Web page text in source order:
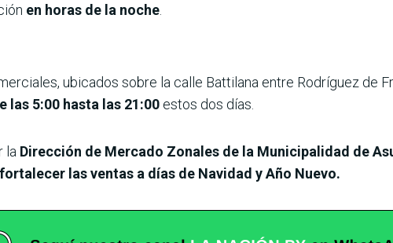
en horas de la noche
ubicados sobre la calle Battilana entre Rodríguez de
las 5:00 hasta las 21:00 estos dos días.
la Dirección de Mercado Zonales de la Municipalidad de
fortalecer las ventas a días de Navidad y Año Nuevo.